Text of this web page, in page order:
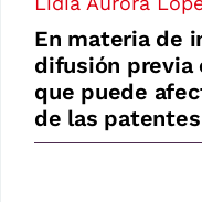
En materia de
difusión previa
que puede
de las patentes